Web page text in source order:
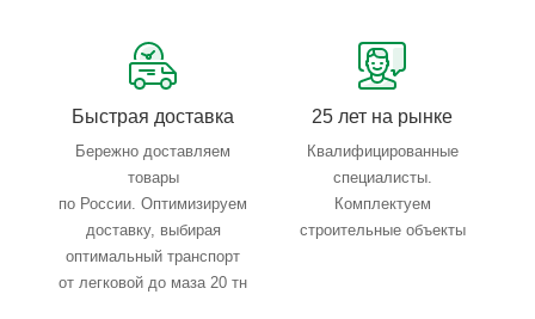
Быстрая доставка
Бережно доставляем
товары
по России. Оптимизируем
доставку, выбирая
оптимальный транспорт
от легковой до маза 20 тн
25 лет на рынке
Квалифицированные
специалисты.
Комплектуем
строительные объекты